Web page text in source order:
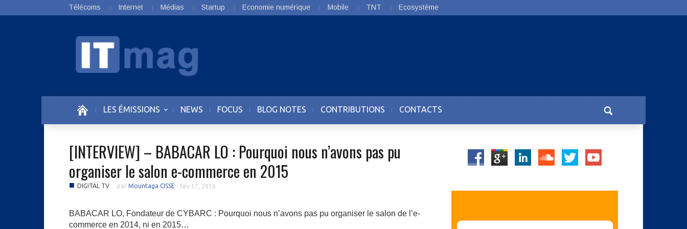
Télécoms Internet Médias Startup Economie numérique Mobile TNT Ecosystème
LES ÉMISSIONS NEWS FOCUS BLOG NOTES CONTRIBUTIONS CONTACTS
[INTERVIEW] – BABACAR LO : Pourquoi nous n’avons pas pu
organiser le salon e-commerce en 2015
■ DIGITAL TV par Mountaga CISSE - Fév 17, 2016
BABACAR LO, Fondateur de CYBARC : Pourquoi nous n’avons pas pu organiser le salon de l’e-
commerce en 2014, ni en 2015…